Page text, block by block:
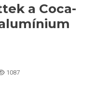
a Coca-
1087